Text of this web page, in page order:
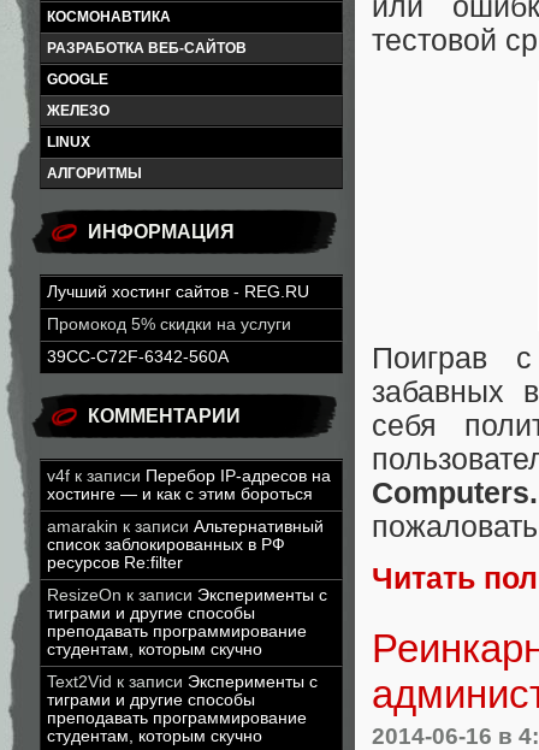
КОСМОНАВТИКА
РАЗРАБОТКА ВЕБ-САЙТОВ
GOOGLE
ЖЕЛЕЗО
LINUX
АЛГОРИТМЫ
ИНФОРМАЦИЯ
Лучший хостинг сайтов - REG.RU
Промокод 5% скидки на услуги
39CC-C72F-6342-560A
КОММЕНТАРИИ
v4f к записи Перебор IP-адресов на
хостинге — и как с этим бороться
amarakin к записи Альтернативный
список заблокированных в РФ
ресурсов Re:filter
ResizeOn к записи Эксперименты с
тиграми и другие способы
преподавать программирование
студентам, которым скучно
Text2Vid к записи Эксперименты с
тиграми и другие способы
преподавать программирование
студентам, которым скучно
тестовой
Поиграв
забавных
себя
Читать
2014-06-16 в